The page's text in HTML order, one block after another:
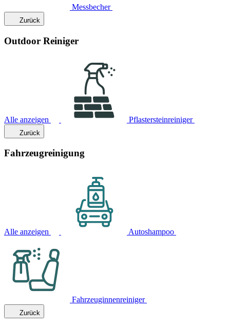
Messbecher
Zurück
Outdoor Reiniger
Alle anzeigen Pflastersteinreiniger
Zurück
Fahrzeugreinigung
Alle anzeigen Autoshampoo
Fahrzeuginnenreiniger
Zurück